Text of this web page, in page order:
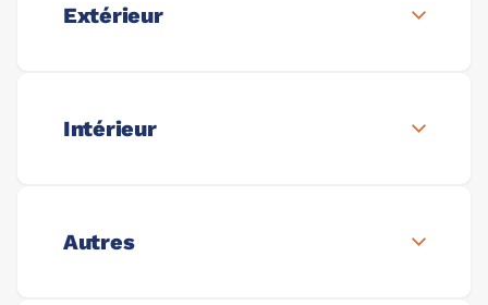
Extérieur
Intérieur
Autres